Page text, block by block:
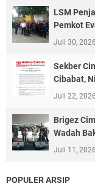
LSM
Pemkot
Juli 30, 2026
Sekber
Cibabat,
Juli 22, 2026
Brigez
Wadah
Juli 11, 2026
POPULER ARSIP